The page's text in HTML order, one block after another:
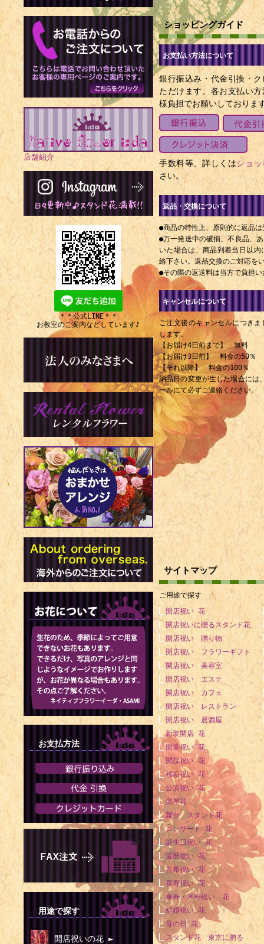
ショッピングガイド
お支払い方法について
銀行振込み・代金引換・
ただけます。各お支払い
様負担でお願いしておりま
手数料等、詳しくはショ
さい。
返品・交換について
●商品の特性上、原則的に返品
●万一発送中の破損、不良品、
いた場合は、商品到着当日以
絡下さい。返品交換のご対応を
●その際の返送料は当方で負担
キャンセルについて
ご注文後のキャンセルにつき
します。
【お届け4日前まで】 無料
【お届け3日前】 料金の50％
【それ以降】 料金の100％
納品日の変更が生じた場合には
ールにて必ずご連絡ください。
サイトマップ
ご用途で探す
開店祝い 花
開店祝いに贈るスタンド花
開店祝い 贈り物
開店祝い フラワーギフト
開店祝い 美容室
開店祝い エステ
開店祝い カフェ
開店祝い レストラン
開店祝い 居酒屋
新装開店 花
開業祝い 花
開院祝い 花
移転祝い 花
公演祝い 花
楽屋花
舞台 スタンド花
コンサート 花
誕生日祝い 花
還暦祝い 花
古希祝い 花
喜寿祝い 花
傘寿・米寿祝い 花
結婚祝い 花
母の日 花
スタンド花 東京に贈る
店舗紹介
＊＊公式LINE＊＊
お教室のご案内などしています♪
お支払方法
用途で探す
開店祝いの花 ►